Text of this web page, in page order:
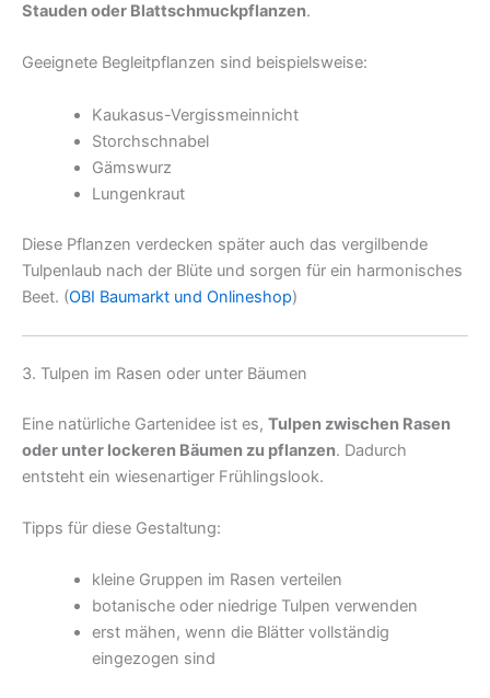
Stauden oder Blattschmuckpflanzen.
Geeignete Begleitpflanzen sind beispielsweise:
Kaukasus-Vergissmeinnicht
Storchschnabel
Gämswurz
Lungenkraut
Diese Pflanzen verdecken später auch das vergilbende
Tulpenlaub nach der Blüte und sorgen für ein harmonisches
Beet. (OBI Baumarkt und Onlineshop)
3. Tulpen im Rasen oder unter Bäumen
Eine natürliche Gartenidee ist es, Tulpen zwischen Rasen
oder unter lockeren Bäumen zu pflanzen. Dadurch
entsteht ein wiesenartiger Frühlingslook.
Tipps für diese Gestaltung:
kleine Gruppen im Rasen verteilen
botanische oder niedrige Tulpen verwenden
erst mähen, wenn die Blätter vollständig
eingezogen sind